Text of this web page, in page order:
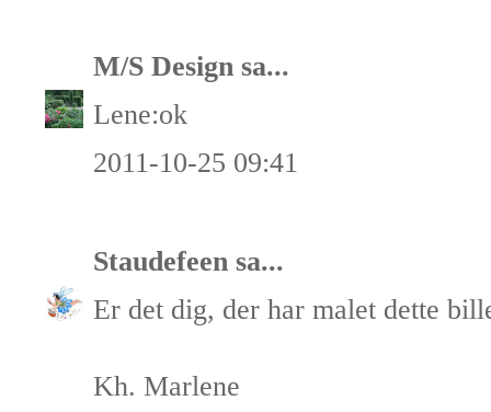
M/S Design sa...
Lene:ok
2011-10-25 09:41
Staudefeen sa...
Er det dig, der har malet dette
Kh. Marlene